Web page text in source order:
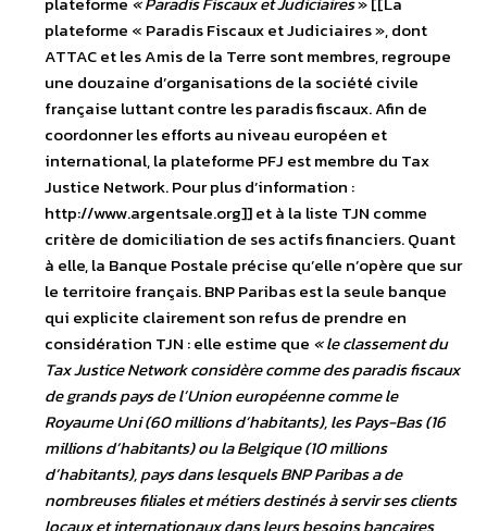
plateforme « Paradis Fiscaux et Judiciaires », dont
ATTAC et les Amis de la Terre sont membres, regroupe
une douzaine d’organisations de la société civile
française luttant contre les paradis fiscaux. Afin de
coordonner les efforts au niveau européen et
international, la plateforme PFJ est membre du Tax
Justice Network. Pour plus d’information :
http://www.argentsale.org]] et à la liste TJN comme
critère de domiciliation de ses actifs financiers. Quant
à elle, la Banque Postale précise qu’elle n’opère que sur
le territoire français. BNP Paribas est la seule banque
qui explicite clairement son refus de prendre en
considération TJN : elle estime que « le classement du
Tax Justice Network considère comme des paradis fiscaux
de grands pays de l’Union européenne comme le
Royaume Uni (60 millions d’habitants), les Pays-Bas (16
millions d’habitants) ou la Belgique (10 millions
d’habitants), pays dans lesquels BNP Paribas a de
nombreuses filiales et métiers destinés à servir ses clients